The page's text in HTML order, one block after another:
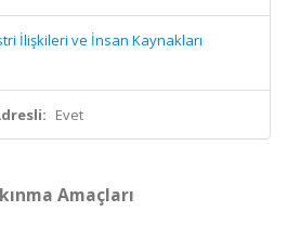
İlişkileri ve İnsan Kaynakları
Evet
Amaçları